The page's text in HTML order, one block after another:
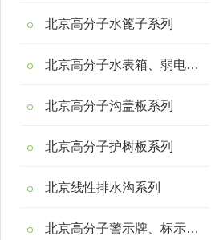
北京高分子水篦子系列
北京高分子水表箱、弱电箱系列
北京高分子沟盖板系列
北京高分子护树板系列
北京线性排水沟系列
北京高分子警示牌、标示桩系列